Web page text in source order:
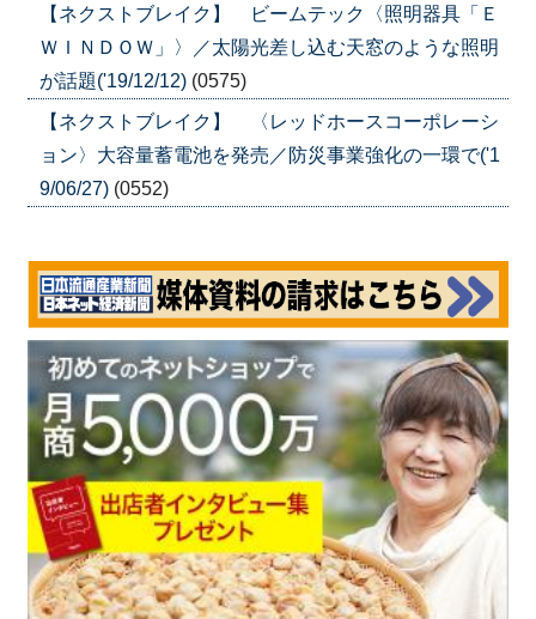
【ネクストブレイク】 ビームテック〈照明器具「Ｅ
ＷＩＮＤＯＷ」〉／太陽光差し込む天窓のような照明
が話題('19/12/12) (0575)
【ネクストブレイク】 〈レッドホースコーポレーシ
ョン〉大容量蓄電池を発売／防災事業強化の一環で('1
9/06/27) (0552)